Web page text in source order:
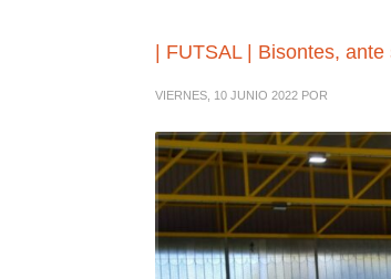
| FUTSAL | Bisontes,
VIERNES, 10 JUNIO 2022 POR